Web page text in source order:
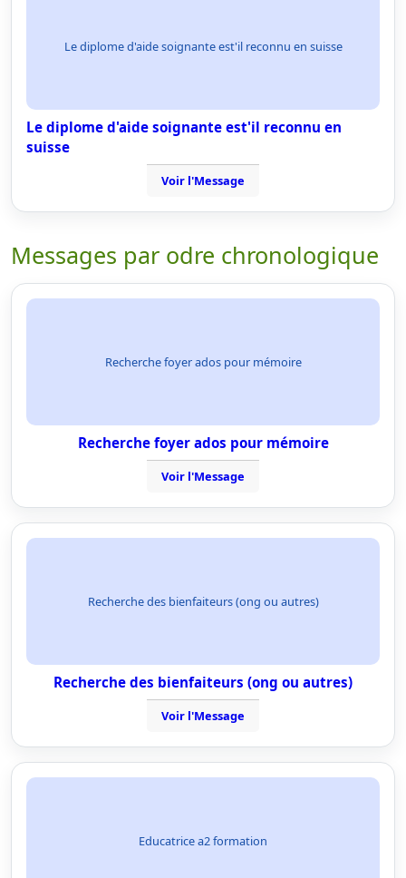
Le diplome d'aide soignante est'il reconnu en suisse
Le diplome d'aide soignante est'il reconnu en
suisse
Voir l'Message
Messages par odre chronologique
Recherche foyer ados pour mémoire
Recherche foyer ados pour mémoire
Voir l'Message
Recherche des bienfaiteurs (ong ou autres)
Recherche des bienfaiteurs (ong ou autres)
Voir l'Message
Educatrice a2 formation